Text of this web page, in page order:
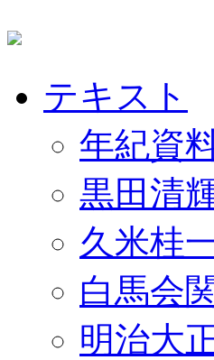
テキスト
年紀資
黒田清
久米桂
白馬会
明治大